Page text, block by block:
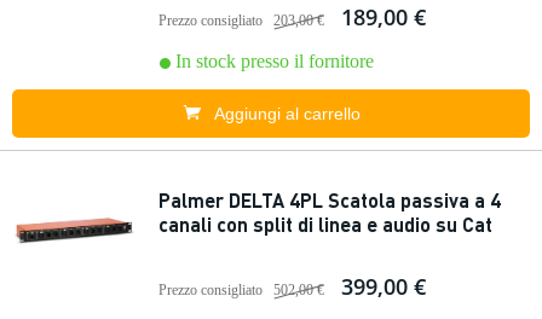
Prezzo consigliato 203,00 € 189,00 €
In stock presso il fornitore
Aggiungi al carrello
Palmer DELTA 4PL Scatola passiva a 4
canali con split di linea e audio su Cat
Prezzo consigliato 502,00 € 399,00 €